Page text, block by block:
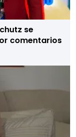
se
comentarios